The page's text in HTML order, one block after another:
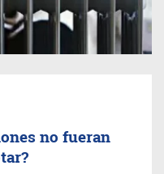
no fueran